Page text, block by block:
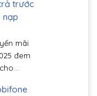
trước
nạp
mãi
đem